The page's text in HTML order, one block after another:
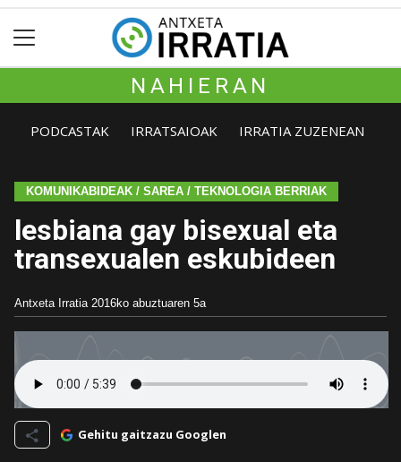
NAHIERAN
PODCASTAK IRRATSAIOAK IRRATIA ZUZENEAN
KOMUNIKABIDEAK / SAREA / TEKNOLOGIA BERRIAK
lesbiana gay bisexual eta
transexualen eskubideen
Antxeta Irratia 2016ko abuztuaren 5a
Gehitu gaitzazu Googlen